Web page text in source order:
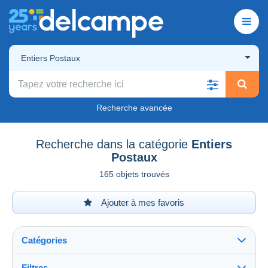
Entiers Postaux
Recherche avancée
Recherche dans la catégorie Entiers
Postaux
165 objets trouvés
Ajouter à mes favoris
Catégories